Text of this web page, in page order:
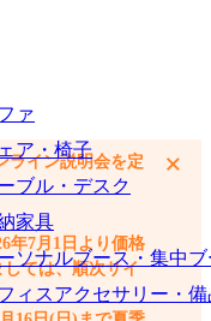
ァ
ア・椅子
ブル・デスク
家具
ソナルブース・集中
ィスアクセサリー・備
追加できます
ライン説明会を定
年7月1日より価格
ては、順次サイ
×